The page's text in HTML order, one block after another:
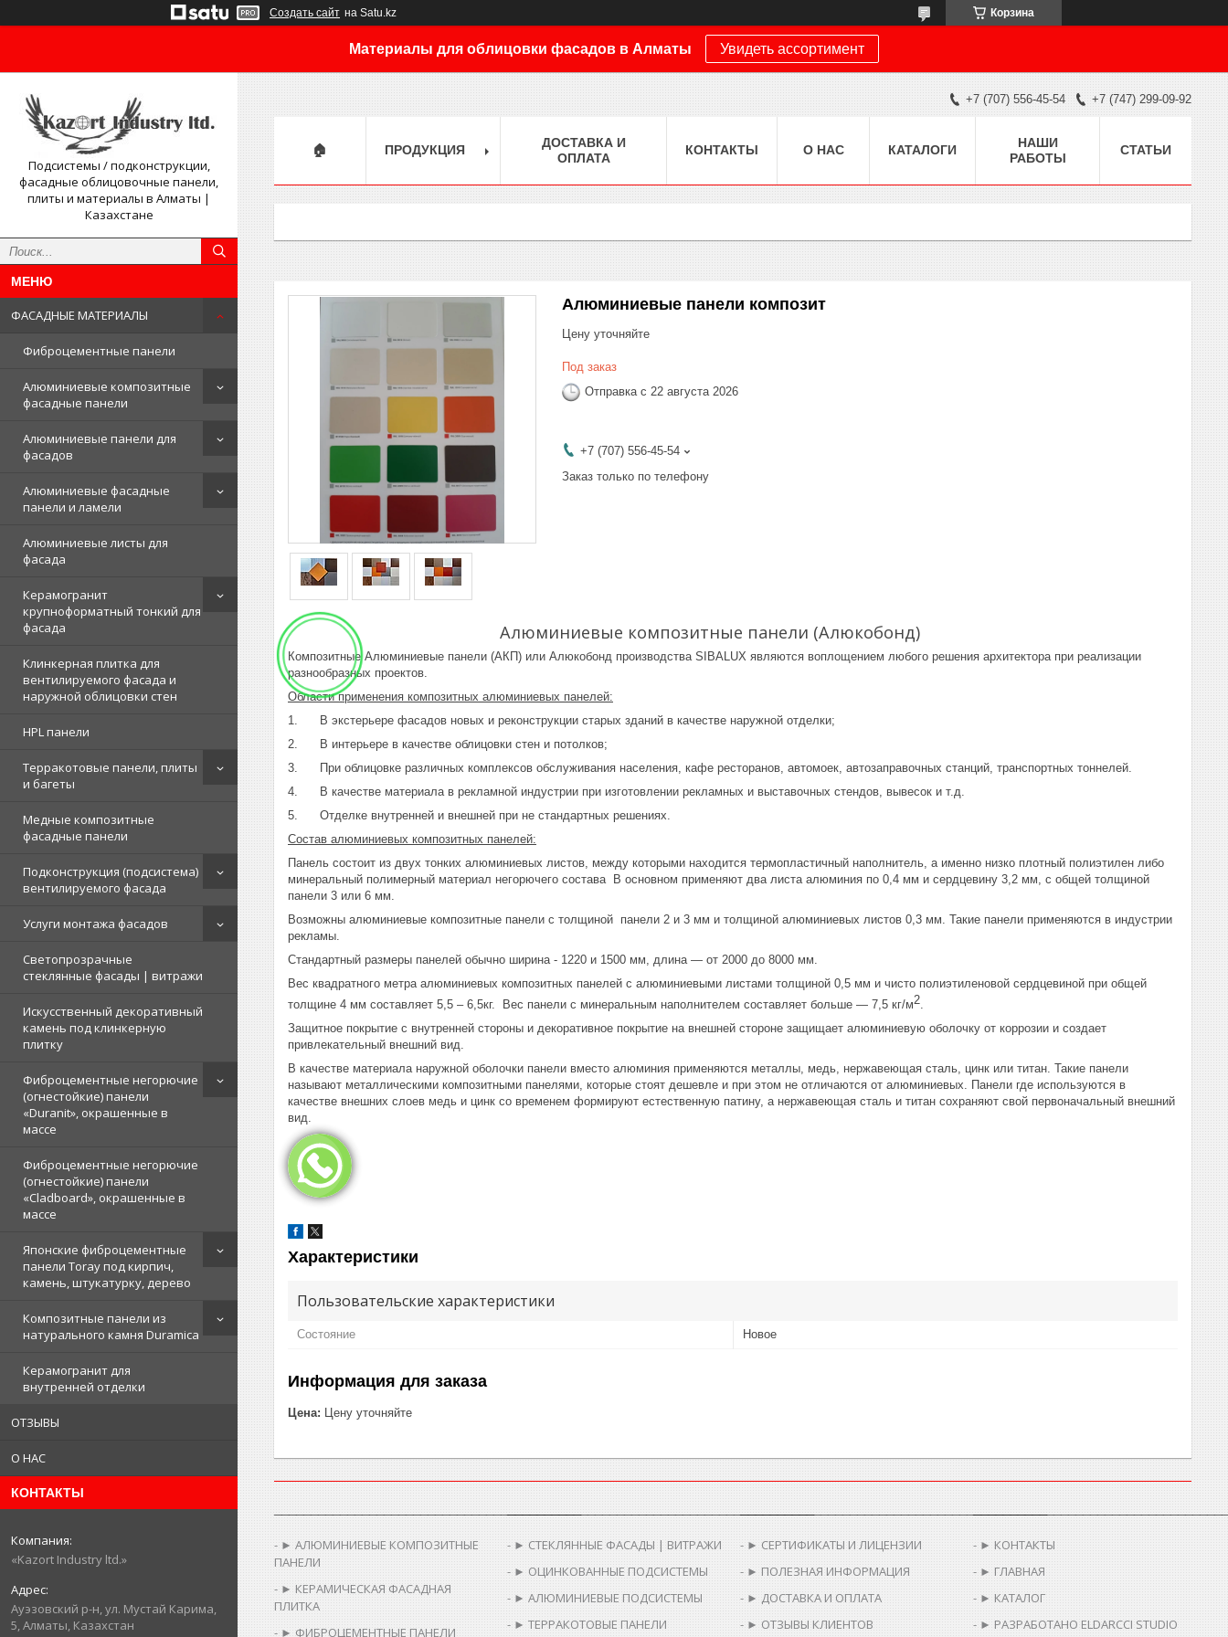
Создать сайт на Satu.kz Корзина
Материалы для облицовки фасадов в Алматы Увидеть ассортимент
Подсистемы / подконструкции,
фасадные облицовочные панели,
плиты и материалы в Алматы |
Казахстане
ФАСАДНЫЕ МАТЕРИАЛЫ
Фиброцементные панели
Алюминиевые композитные
фасадные панели
Алюминиевые панели для
фасадов
Алюминиевые фасадные
панели и ламели
Алюминиевые листы для
фасада
Керамогранит
крупноформатный тонкий для
фасада
Клинкерная плитка для
вентилируемого фасада и
наружной облицовки стен
HPL панели
Терракотовые панели, плиты
и багеты
Медные композитные
фасадные панели
Подконструкция (подсистема)
вентилируемого фасада
Услуги монтажа фасадов
Светопрозрачные
стеклянные фасады | витражи
Искусственный декоративный
камень под клинкерную
плитку
Фиброцементные негорючие
(огнестойкие) панели
«Duranit», окрашенные в
массе
Фиброцементные негорючие
(огнестойкие) панели
«Cladboard», окрашенные в
массе
Японские фиброцементные
панели Toray под кирпич,
камень, штукатурку, дерево
Композитные панели из
натурального камня Duramica
Керамогранит для
внутренней отделки
ОТЗЫВЫ
О НАС
КОНТАКТЫ
«Kazort Industry ltd.»
​Ауэзовский р-н, ул. Мустай Карима,
5, Алматы, Казахстан
+7 (707) 556-45-54 +7 (747) 299-09-92
🏠 ПРОДУКЦИЯ
ДОСТАВКА И
ОПЛАТА
КОНТАКТЫ О НАС КАТАЛОГИ
НАШИ
РАБОТЫ
СТАТЬИ
Алюминиевые панели композит
Цену уточняйте
Под заказ
Отправка с 22 августа 2026
+7 (707) 556-45-54
Заказ только по телефону
Алюминиевые композитные панели (Алюкобонд)
Композитные Алюминиевые панели (АКП) или Алюкобонд производства SIBALUX являются воплощением любого решения архитектора при реализации
разнообразных проектов.
Области применения композитных алюминиевых панелей:
1. В экстерьере фасадов новых и реконструкции старых зданий в качестве наружной отделки;
2. В интерьере в качестве облицовки стен и потолков;
3. При облицовке различных комплексов обслуживания населения, кафе ресторанов, автомоек, автозаправочных станций, транспортных тоннелей.
4. В качестве материала в рекламной индустрии при изготовлении рекламных и выставочных стендов, вывесок и т.д.
5. Отделке внутренней и внешней при не стандартных решениях.
Состав алюминиевых композитных панелей:
Панель состоит из двух тонких алюминиевых листов, между которыми находится термопластичный наполнитель, а именно низко плотный полиэтилен либо
минеральный полимерный материал негорючего состава В основном применяют два листа алюминия по 0,4 мм и сердцевину 3,2 мм, с общей толщиной
панели 3 или 6 мм.
Возможны алюминиевые композитные панели с толщиной панели 2 и 3 мм и толщиной алюминиевых листов 0,3 мм. Такие панели применяются в индустрии
рекламы.
Стандартный размеры панелей обычно ширина - 1220 и 1500 мм, длина — от 2000 до 8000 мм.
Вес квадратного метра алюминиевых композитных панелей с алюминиевыми листами толщиной 0,5 мм и чисто полиэтиленовой сердцевиной при общей
толщине 4 мм составляет 5,5 – 6,5кг. Вес панели с минеральным наполнителем составляет больше — 7,5 кг/м2.
Защитное покрытие с внутренней стороны и декоративное покрытие на внешней стороне защищает алюминиевую оболочку от коррозии и создает
привлекательный внешний вид.
В качестве материала наружной оболочки панели вместо алюминия применяются металлы, медь, нержавеющая сталь, цинк или титан. Такие панели
называют металлическими композитными панелями, которые стоят дешевле и при этом не отличаются от алюминиевых. Панели где используются в
качестве внешних слоев медь и цинк со временем формируют естественную патину, а нержавеющая сталь и титан сохраняют свой первоначальный внешний
вид.
Характеристики
Пользовательские характеристики
Состояние Новое
Информация для заказа
Цена: Цену уточняйте
► АЛЮМИНИЕВЫЕ КОМПОЗИТНЫЕ
ПАНЕЛИ
► КЕРАМИЧЕСКАЯ ФАСАДНАЯ
ПЛИТКА
► ФИБРОЦЕМЕНТНЫЕ ПАНЕЛИ
► СТЕКЛЯННЫЕ ФАСАДЫ | ВИТРАЖИ
► ОЦИНКОВАННЫЕ ПОДСИСТЕМЫ
► АЛЮМИНИЕВЫЕ ПОДСИСТЕМЫ
► ТЕРРАКОТОВЫЕ ПАНЕЛИ
► СЕРТИФИКАТЫ И ЛИЦЕНЗИИ
► ПОЛЕЗНАЯ ИНФОРМАЦИЯ
► ДОСТАВКА И ОПЛАТА
► ОТЗЫВЫ КЛИЕНТОВ
► КОНТАКТЫ
► ГЛАВНАЯ
► КАТАЛОГ
► РАЗРАБОТАНО ELDARCCI STUDIO